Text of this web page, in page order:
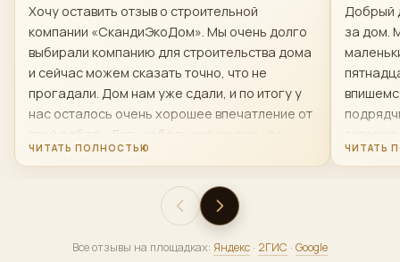
Хочу оставить отзыв о строительной
компании «СкандиЭкоДом». Мы очень долго
выбирали компанию для строительства дома
и сейчас можем сказать точно, что не
прогадали. Дом нам уже сдали, и по итогу у
нас осталось очень хорошее впечатление от
всей работы. Есть небольшие нюансы по
поводу первой бригады строителей- мы
,так как нас не устраивало качество и
скорость работы и менно той бригады. Чисто
Офис решает вопросы быстро. В спорных или
Добрый
за дом.
Все отзывы на площадках: Яндекс · 2ГИС · Google